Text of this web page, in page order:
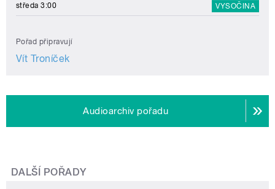
středa 3:00 VYSOČINA
Pořad připravují
Vít Troníček
Audioarchiv pořadu
DALŠÍ POŘADY